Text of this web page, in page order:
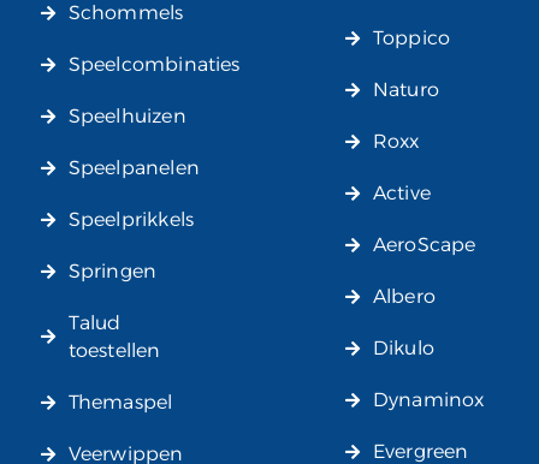
Schommels
Speelcombinaties
Speelhuizen
Speelpanelen
Speelprikkels
Springen
Talud
toestellen
Themaspel
Veerwippen
Toppico
Naturo
Roxx
Active
AeroScape
Albero
Dikulo
Dynaminox
Evergreen